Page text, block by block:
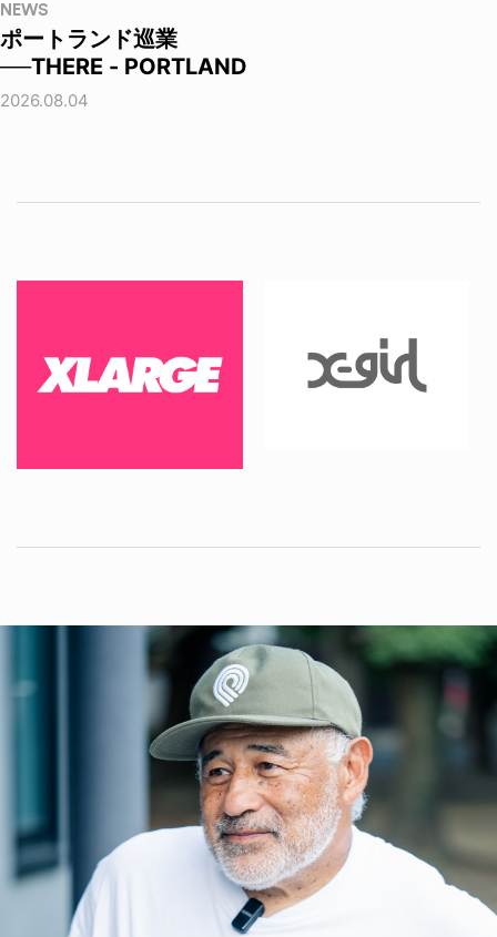
NEWS
ポートランド巡業
──THERE - PORTLAND
2026.08.04